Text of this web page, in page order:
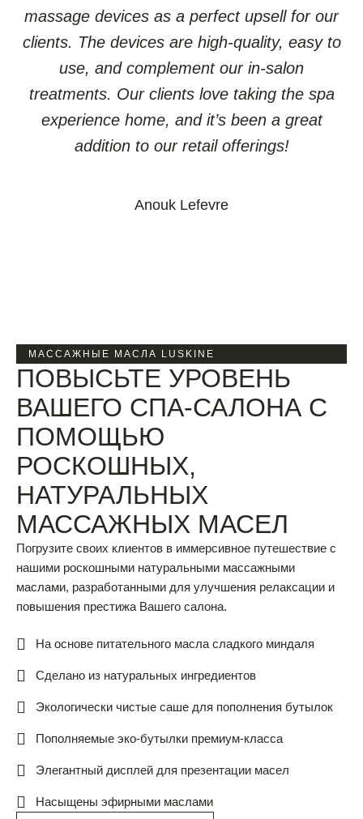
massage devices as a perfect upsell for our
clients. The devices are high-quality, easy to
use, and complement our in-salon
treatments. Our clients love taking the spa
experience home, and it’s been a great
addition to our retail offerings!
Anouk Lefevre
МАССАЖНЫЕ МАСЛА LUSKINE
ПОВЫСЬТЕ УРОВЕНЬ
ВАШЕГО СПА-САЛОНА С
ПОМОЩЬЮ
РОСКОШНЫХ,
НАТУРАЛЬНЫХ
МАССАЖНЫХ МАСЕЛ
Погрузите своих клиентов в иммерсивное путешествие с
нашими роскошными натуральными массажными
маслами, разработанными для улучшения релаксации и
повышения престижа Вашего салона.
На основе питательного масла сладкого миндаля
Сделано из натуральных ингредиентов
Экологически чистые саше для пополнения бутылок
Пополняемые эко-бутылки премиум-класса
Элегантный дисплей для презентации масел
Насыщены эфирными маслами